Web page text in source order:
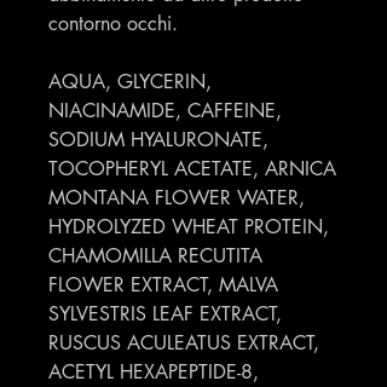
contorno occhi.
AQUA, GLYCERIN,
NIACINAMIDE, CAFFEINE,
SODIUM HYALURONATE,
TOCOPHERYL ACETATE, ARNICA
MONTANA FLOWER WATER,
HYDROLYZED WHEAT PROTEIN,
CHAMOMILLA RECUTITA
FLOWER EXTRACT, MALVA
SYLVESTRIS LEAF EXTRACT,
RUSCUS ACULEATUS EXTRACT,
ACETYL HEXAPEPTIDE-8,